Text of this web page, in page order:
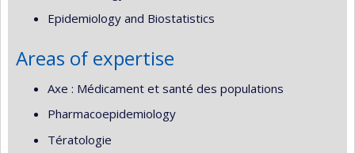
Epidemiology and Biostatistics
Areas of expertise
Axe : Médicament et santé des populations
Pharmacoepidemiology
Tératologie